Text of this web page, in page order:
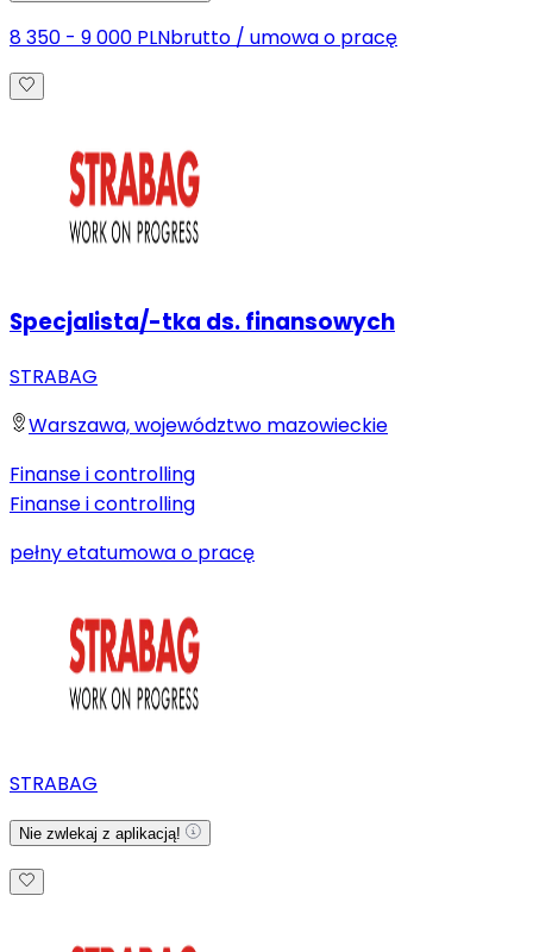
8 350 - 9 000 PLNbrutto / umowa o pracę
Specjalista/-tka ds. finansowych
STRABAG
Warszawa, województwo mazowieckie
Finanse i controlling
Finanse i controlling
pełny etatumowa o pracę
STRABAG
Nie zwlekaj z aplikacją!